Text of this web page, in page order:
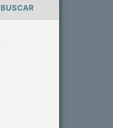
BUSCAR